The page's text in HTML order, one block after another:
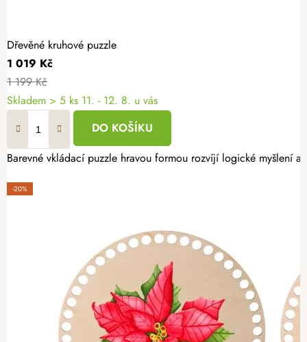
Dřevěné kruhové puzzle
1 019 Kč
1 199 Kč
Skladem > 5 ks 11. - 12. 8. u vás
DO KOŠÍKU
Barevné vkládací puzzle hravou formou rozvíjí logické myšlení
-20%